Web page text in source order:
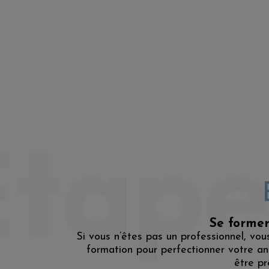
Se
Si vous n’êtes pas un professionnel,
formation pour perfectionner votre
être